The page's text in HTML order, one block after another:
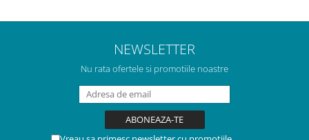
NEWSLETTER
Nu rata ofertele si promotiile noastre